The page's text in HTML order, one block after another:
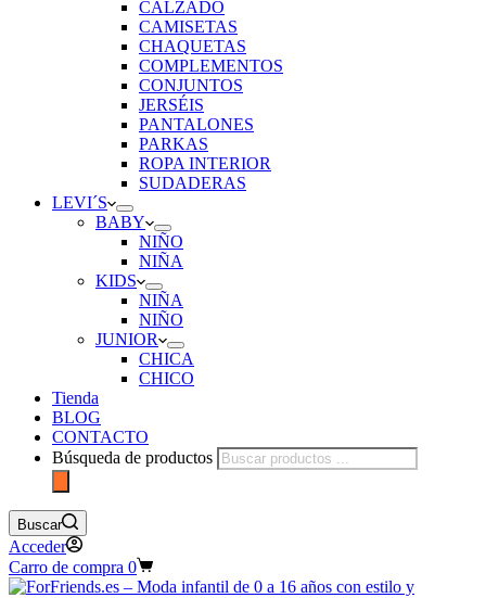
CALZADO
CAMISETAS
CHAQUETAS
COMPLEMENTOS
CONJUNTOS
JERSÉIS
PANTALONES
PARKAS
ROPA INTERIOR
SUDADERAS
LEVI´S
BABY
NIÑO
NIÑA
KIDS
NIÑA
NIÑO
JUNIOR
CHICA
CHICO
Tienda
BLOG
CONTACTO
Búsqueda de productos
Buscar
Acceder
Carro de compra 0